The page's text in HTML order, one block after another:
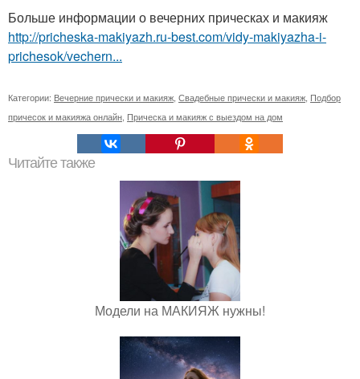
Больше информации о вечерних прическах и макияж
http://pricheska-makiyazh.ru-best.com/vidy-makiyazha-i-
prichesok/vechern...
Категории: Вечерние прически и макияж Свадебные прически и макияж Подбор
причесок и макияжа онлайн Прическа и макияж с выездом на дом
Читайте также
Модели на МАКИЯЖ нужны!